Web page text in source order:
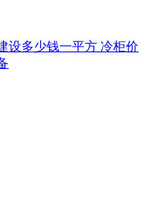
设多少钱一平方 冷柜价